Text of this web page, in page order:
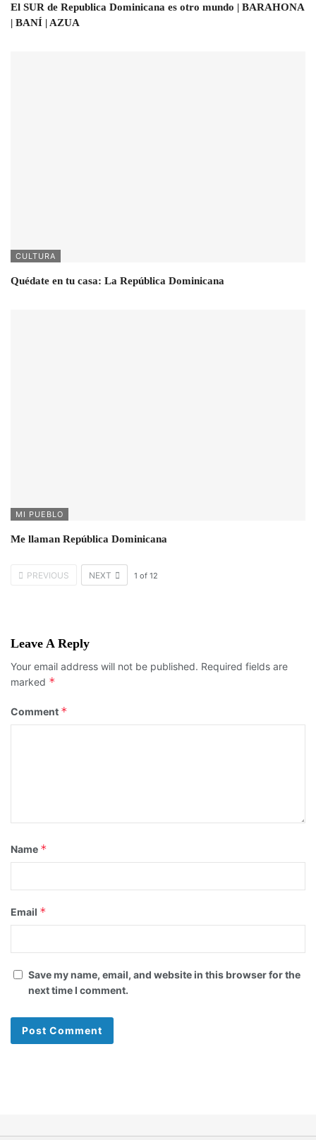
El SUR de Republica Dominicana es otro mundo | BARAHONA
| BANÍ | AZUA
CULTURA
Quédate en tu casa: La República Dominicana
MI PUEBLO
Me llaman República Dominicana
PREVIOUS NEXT 1 of 12
Leave A Reply
Your email address will not be published. Required fields are
marked *
Comment *
Name *
Email *
Save my name, email, and website in this browser for the
next time I comment.